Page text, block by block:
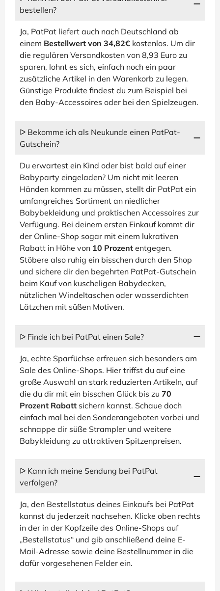
bestellen?
Ja, PatPat liefert auch nach Deutschland ab
einem Bestellwert von 34,82€ kostenlos. Um dir
die regulären Versandkosten von 8,93 Euro zu
sparen, lohnt es sich, einfach noch ein paar
zusätzliche Artikel in den Warenkorb zu legen.
Günstige Produkte findest du zum Beispiel bei
den Baby-Accessoires oder bei den Spielzeugen.
ᐅ Bekomme ich als Neukunde einen PatPat-
Gutschein?
Du erwartest ein Kind oder bist bald auf einer
Babyparty eingeladen? Um nicht mit leeren
Händen kommen zu müssen, stellt dir PatPat ein
umfangreiches Sortiment an niedlicher
Babybekleidung und praktischen Accessoires zur
Verfügung. Bei deinem ersten Einkauf kommt dir
der Online-Shop sogar mit einem lukrativen
Rabatt in Höhe von 10 Prozent entgegen.
Stöbere also ruhig ein bisschen durch den Shop
und sichere dir den begehrten PatPat-Gutschein
beim Kauf von kuscheligen Babydecken,
nützlichen Windeltaschen oder wasserdichten
Lätzchen mit süßen Motiven.
ᐅ Finde ich bei PatPat einen Sale?
Ja, echte Sparfüchse erfreuen sich besonders am
Sale des Online-Shops. Hier triffst du auf eine
große Auswahl an stark reduzierten Artikeln, auf
die du dir mit ein bisschen Glück bis zu 70
Prozent Rabatt sichern kannst. Schaue doch
einfach mal bei den Sonderangeboten vorbei und
schnappe dir süße Strampler und weitere
Babykleidung zu attraktiven Spitzenpreisen.
ᐅ Kann ich meine Sendung bei PatPat
verfolgen?
Ja, den Bestellstatus deines Einkaufs bei PatPat
kannst du jederzeit nachsehen. Klicke oben rechts
in der in der Kopfzeile des Online-Shops auf
„Bestellstatus“ und gib anschließend deine E-
Mail-Adresse sowie deine Bestellnummer in die
dafür vorgesehenen Felder ein.